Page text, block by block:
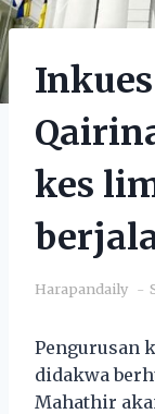
kes
Harapandaily
Pengurusan
didakwa
Mahathir